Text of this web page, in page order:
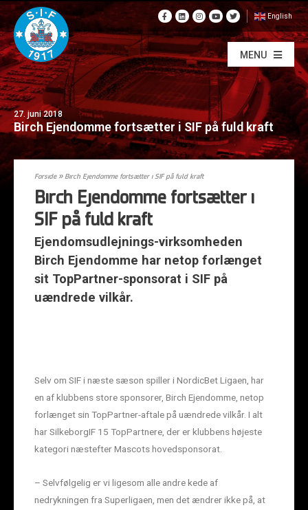
English
MENU
27. juni 2018
Birch Ejendomme fortsætter i SIF på fuld kraft
Forside»Birch Ejendomme fortsætter i SIF på fuld kraft
Birch Ejendomme fortsætter i
SIF på fuld kraft
Ejendomsudlejnings-virksomheden
Birch Ejendomme har netop forlænget
sit TopPartner-sponsorat i SIF på
uændrede vilkår.
Selv om SIF i næste sæson spiller i NordicBet Ligaen, har
en af klubbens store sponsorer, Birch Ejendomme, netop
forlænget sin TopPartner-aftale på uændrede vilkår. I alt
har SilkeborgIF 15 TopPartnere, der er klubbens højeste
kategori næstefter Mascots hovedsponsorat.
– Selvfølgelig er vi ligesom alle andre kede af
nedrykningen fra Superligaen, men det ændrer ikke på, at